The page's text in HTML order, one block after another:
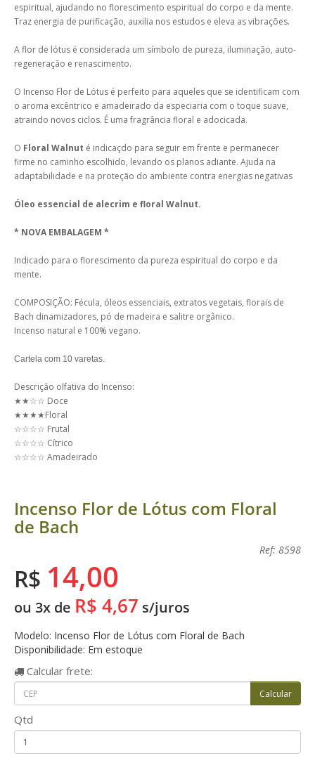
espiritual, ajudando no florescimento espiritual do corpo e da mente.
Traz energia de purificação, auxilia nos estudos e eleva as vibrações.
A flor de lótus é considerada um símbolo de pureza, iluminação, auto-
regeneração e renascimento.
O Incenso Flor de Lótus é perfeito para aqueles que se identificam com
o aroma excêntrico e amadeirado da especiaria com o toque suave,
atraindo novos ciclos. É uma fragrância floral e adocicada.
O Floral Walnut é indicaçdo para seguir em frente e permanecer
firme no caminho escolhido, levando os planos adiante. Ajuda na
adaptabilidade e na proteção do ambiente contra energias negativas
Óleo essencial de alecrim e floral Walnut.
* NOVA EMBALAGEM *
Indicado para o florescimento da pureza espiritual do corpo e da
mente.
COMPOSIÇÃO: Fécula, óleos essenciais, extratos vegetais, florais de
Bach dinamizadores, pó de madeira e salitre orgânico.
Incenso natural e 100% vegano.
Cartela com 10 varetas.
Descrição olfativa do Incenso:
★★☆☆ Doce
★★★★Floral
☆☆☆☆ Frutal
☆☆☆☆ Cítrico
☆☆☆☆ Amadeirado
Incenso Flor de Lótus com Floral
de Bach
Ref: 8598
R$ 14,00
ou 3x de R$ 4,67 s/juros
Modelo: Incenso Flor de Lótus com Floral de Bach
Disponibilidade: Em estoque
Calcular frete:
Qtd